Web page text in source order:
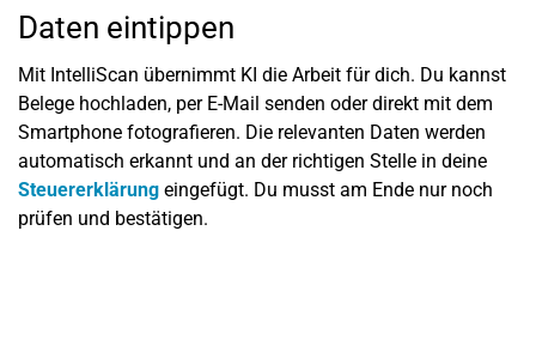
Daten eintippen
Mit IntelliScan übernimmt KI die Arbeit für dich. Du kannst
Belege hochladen, per E-Mail senden oder direkt mit dem
Smartphone fotografieren. Die relevanten Daten werden
automatisch erkannt und an der richtigen Stelle in deine
Steuererklärung eingefügt. Du musst am Ende nur noch
prüfen und bestätigen.